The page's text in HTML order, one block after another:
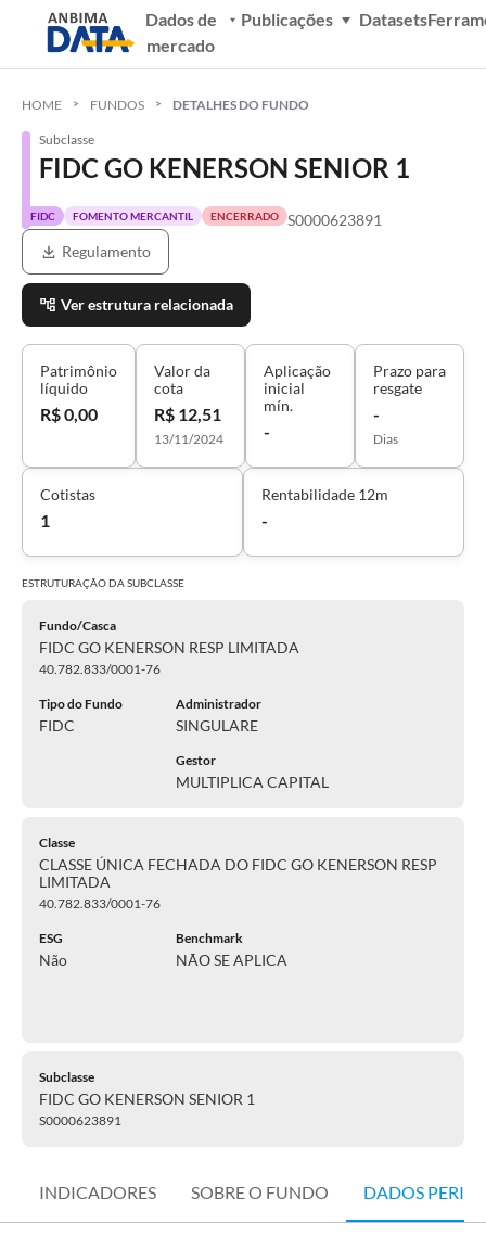
Dados de
mercado
Publicações Datasets
HOME FUNDOS DETALHES DO FUNDO
Subclasse
FIDC GO KENERSON SENIOR 1
FIDC FOMENTO MERCANTIL ENCERRADO
S0000623891
Regulamento
Ver estrutura relacionada
Patrimônio
líquido
R$ 0,00
Valor da
cota
R$ 12,51
13/11/2024
Aplicação
inicial
mín.
-
Prazo para
resgate
-
Dias
Cotistas
1
Rentabilidade 12m
-
ESTRUTURAÇÃO DASUBCLASSE
Fundo/Casca
FIDC GO KENERSON RESP LIMITADA
40.782.833/0001-76
Tipo do Fundo
FIDC
Administrador
SINGULARE
Gestor
MULTIPLICA CAPITAL
Classe
CLASSE ÚNICA FECHADA DO FIDC GO KENERSON RESP
LIMITADA
40.782.833/0001-76
ESG
Não
Benchmark
NÃO SE APLICA
Subclasse
FIDC GO KENERSON SENIOR 1
S0000623891
INDICADORES SOBRE O FUNDO DADOS